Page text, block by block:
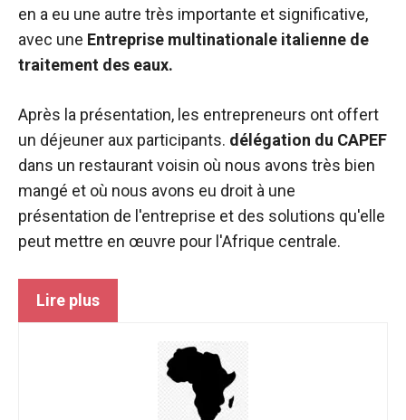
en a eu une autre très importante et significative,
avec une Entreprise multinationale italienne de
traitement des eaux.
Après la présentation, les entrepreneurs ont offert
un déjeuner aux participants. délégation du CAPEF
dans un restaurant voisin où nous avons très bien
mangé et où nous avons eu droit à une
présentation de l'entreprise et des solutions qu'elle
peut mettre en œuvre pour l'Afrique centrale.
Lire plus